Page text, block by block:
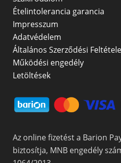
Ételintolerancia garancia
Impresszum
Adatvédelem
Általános Szerződési
Működési engedély
Letöltések
Az online fizetést a Barion
biztosítja, MNB engedély